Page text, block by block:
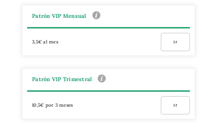
Patrón VIP Mensual
3,5€ al mes Ir
Patrón VIP Trimestral
10,5€ por 3 meses Ir